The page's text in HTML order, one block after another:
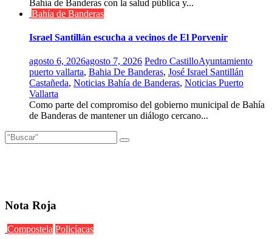
Bahía de Banderas con la salud pública y...
Bahía de Banderas
Israel Santillán escucha a vecinos de El Porvenir
agosto 6, 2026agosto 7, 2026 Pedro CastilloAyuntamiento
puerto vallarta, Bahia De Banderas, José Israel Santillán
Castañeda, Noticias Bahía de Banderas, Noticias Puerto
Vallarta
Como parte del compromiso del gobierno municipal de Bahía
de Banderas de mantener un diálogo cercano...
Nota Roja
Compostela Policíacas